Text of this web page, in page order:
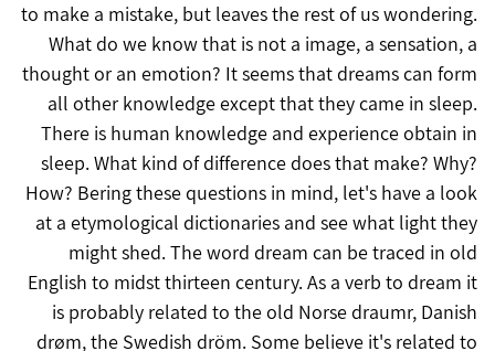
to make a mistake, but leaves the rest of us wondering.
What do we know that is not a image, a sensation, a
thought or an emotion? It seems that dreams can form
all other knowledge except that they came in sleep.
There is human knowledge and experience obtain in
sleep. What kind of difference does that make? Why?
How? Bering these questions in mind, let's have a look
at a etymological dictionaries and see what light they
might shed. The word dream can be traced in old
English to midst thirteen century. As a verb to dream it
is probably related to the old Norse draumr, Danish
drøm, the Swedish dröm. Some believe it's related to